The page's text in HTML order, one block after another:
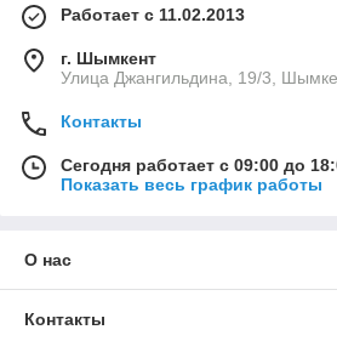
Работает с 11.02.2013
г. Шымкент
Улица Джангильдина, 19/3,
Контакты
Сегодня работает с 09:00 до
Показать весь график работы
О нас
Контакты